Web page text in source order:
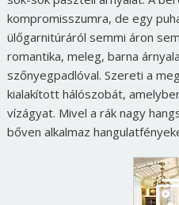
kompromisszumra, de egy
ülőgarnitúráról semmi áron
romantika, meleg, barna
szőnyegpadlóval. Szereti a
kialakított hálószobát,
vízágyat. Mivel a rák nagy
bőven alkalmaz